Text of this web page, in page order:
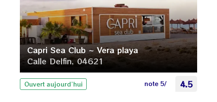
Capri Sea Club ~ Vera playa
Calle Delfin, 04621
Ouvert aujourd’hui note 5/ 4.5